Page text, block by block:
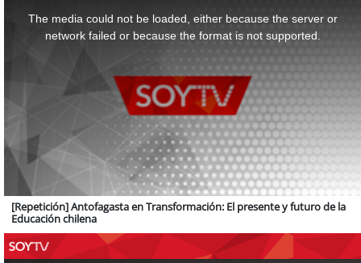
The media could not be loaded, either because the server or
network failed or because the format is not supported.
[Repetición] Antofagasta en Transformación: El presente y futuro de la
Educación chilena